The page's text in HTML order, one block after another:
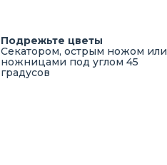
Подрежьте цветы
Секатором, острым ножом или
ножницами под углом 45
градусов